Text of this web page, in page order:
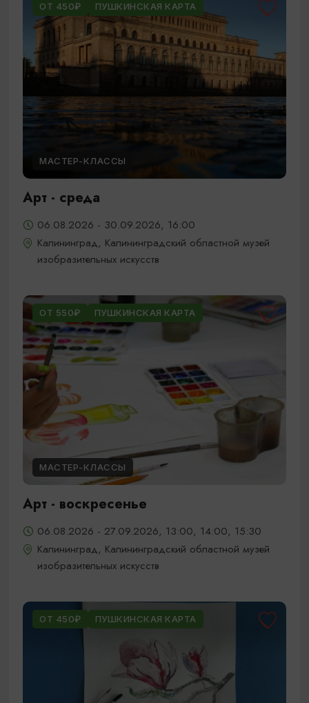
ОТ 450₽ ПУШКИНСКАЯ КАРТА
МАСТЕР-КЛАССЫ
Арт - среда
06.08.2026 - 30.09.2026, 16:00
Калининград, Калининградский областной музей
изобразительных искусств
ОТ 550₽ ПУШКИНСКАЯ КАРТА
МАСТЕР-КЛАССЫ
Арт - воскресенье
06.08.2026 - 27.09.2026, 13:00, 14:00, 15:30
Калининград, Калининградский областной музей
изобразительных искусств
ОТ 450₽ ПУШКИНСКАЯ КАРТА